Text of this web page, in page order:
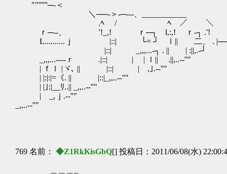
""''''''─-＜
＼──-＞-─---、___________
.ﾍ / ﾍ ／ ＼
ｒ─--、 '!_,! ｒ─┐ l,:,! ｒ‐┐ .'!
L..........ｊ |::| └= ┘ ｌ|| 二、 .
|::| _,,,...-┐ . || | :||,.-┘ /ｒﾚ
_,,,...--‐‐ｒ .|::| | | ｌ|| .||,..-‐''" . /
| ｆｌ |ヾ､ || |::| | ,｣.-‐''" /
| |:|:|=《. || |::|_,,..-‐''" ./ ｖ'...
| |｣:|__ﾘ..|| _,,..-‐''" ,/__ｒ*... ...
| _,ｊ.-‐''" ￣￣￣￣￣￣
_,,..-‐''" ＿＿＿＿＿＿＿＿
769 名前： ◆Z1RkKisGbQ[] 投稿日：2011/06/08(水)